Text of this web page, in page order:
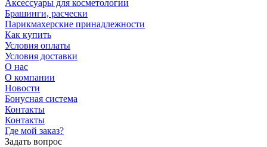
Аксессуары для косметологии
Брашинги, расчески
Парикмахерские принадлежности
Как купить
Условия оплаты
Условия доставки
О нас
О компании
Новости
Бонусная система
Контакты
Контакты
Где мой заказ?
Задать вопрос